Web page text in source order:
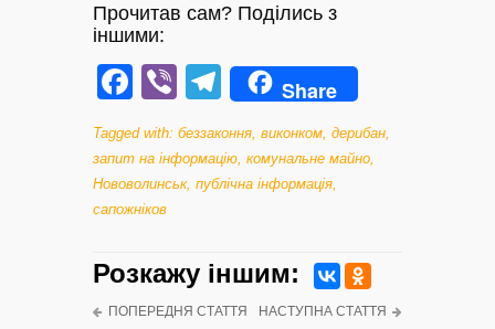
Прочитав сам? Поділись з
іншими:
Facebook
ViberTelegram
Share
Tagged with: беззаконня виконком дерибан
запит на інформацію комунальне майно
Нововолинськ, публічна інформація
сапожніков
Розкажу iншим:
ПОПЕРЕДНЯ СТАТТЯ НАСТУПНА СТАТТЯ